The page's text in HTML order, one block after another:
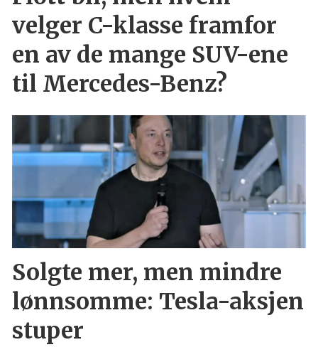
velger C-klasse framfor
en av de mange SUV-ene
til Mercedes-Benz?
Solgte mer, men mindre
lønnsomme: Tesla-aksjen
stuper